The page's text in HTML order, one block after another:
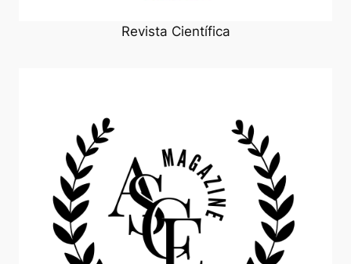
Revista Científica